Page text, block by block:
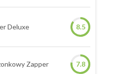
Deluxe 8.5
Zapper 7.8